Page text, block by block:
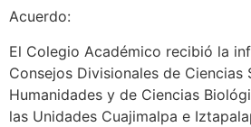
Acuerdo:
El Colegio Académico recibió la
Consejos Divisionales de Ciencias
Humanidades y de Ciencias
las Unidades Cuajimalpa e